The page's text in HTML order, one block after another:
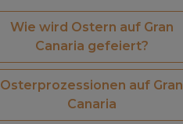
Wie wird Ostern auf Gran
Canaria gefeiert?
Osterprozessionen auf Gran
Canaria